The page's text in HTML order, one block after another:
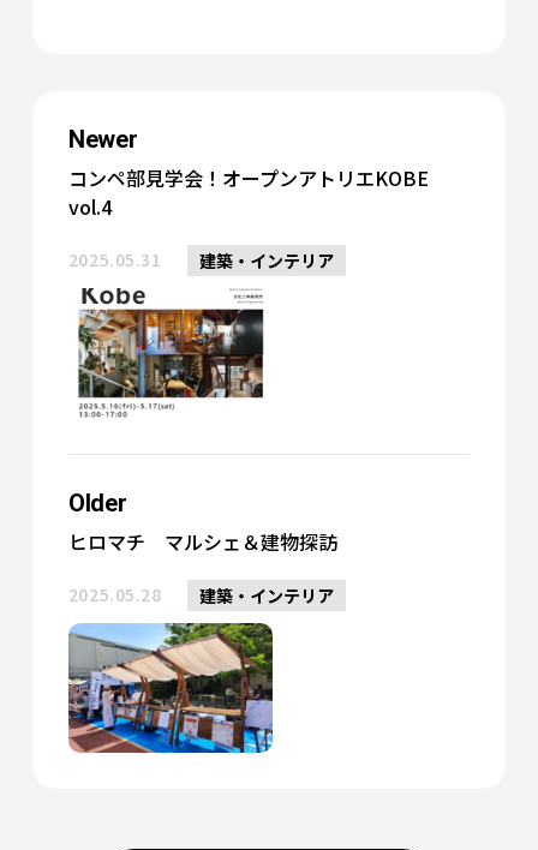
Newer
コンペ部見学会！オープンアトリエKOBE
vol.4
2025.05.31 建築・インテリア
Older
ヒロマチ マルシェ＆建物探訪
2025.05.28 建築・インテリア